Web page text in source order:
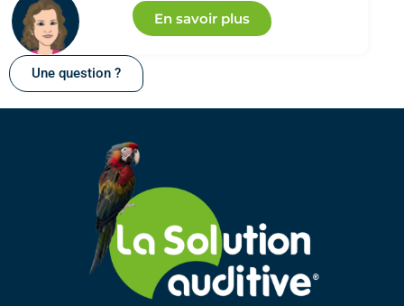
En savoir plus
Une question ?